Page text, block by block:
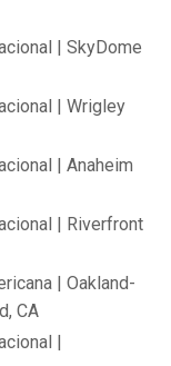
| SkyDome
| Wrigley
| Anaheim
| Riverfront
| Oakland-
CA
|